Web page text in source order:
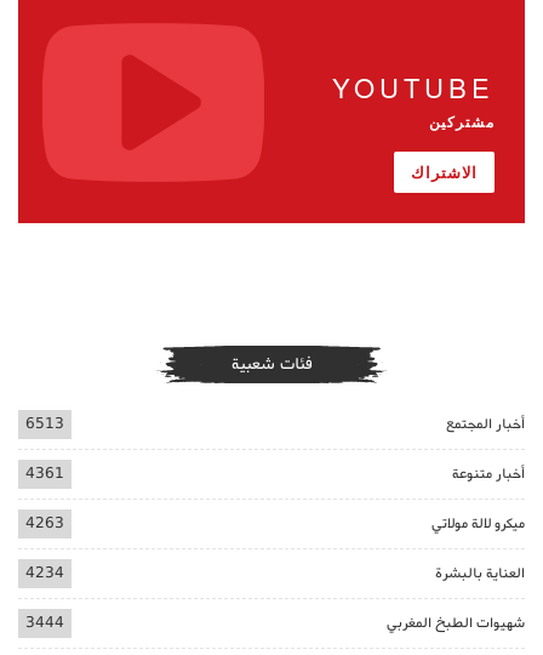
YOUTUBE
مشتركين
الاشتراك
فئات شعبية
أخبار المجتمع 6513
أخبار متنوعة 4361
ميكرو لالة مولاتي 4263
العناية بالبشرة 4234
شهيوات الطبخ المغربي 3444